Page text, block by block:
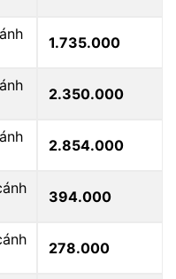
1.735.000
2.350.000
2.854.000
394.000
278.000